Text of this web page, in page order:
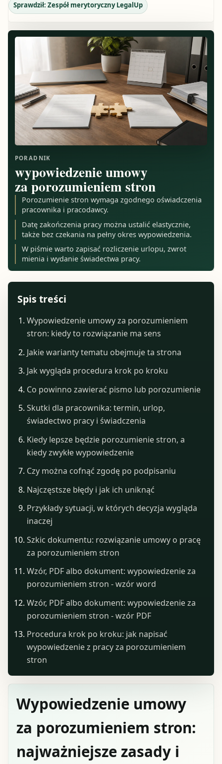
Sprawdził: Zespół merytoryczny LegalUp
PORADNIK
wypowiedzenie umowy
za porozumieniem stron
Porozumienie stron wymaga zgodnego oświadczenia
pracownika i pracodawcy.
Datę zakończenia pracy można ustalić elastycznie,
także bez czekania na pełny okres wypowiedzenia.
W piśmie warto zapisać rozliczenie urlopu, zwrot
mienia i wydanie świadectwa pracy.
Wypowiedzenie umowy
za porozumieniem stron:
najważniejsze zasady i
Spis treści
Wypowiedzenie umowy za porozumieniem
stron: kiedy to rozwiązanie ma sens
Jakie warianty tematu obejmuje ta strona
Jak wygląda procedura krok po kroku
Co powinno zawierać pismo lub porozumienie
Skutki dla pracownika: termin, urlop,
świadectwo pracy i świadczenia
Kiedy lepsze będzie porozumienie stron, a
kiedy zwykłe wypowiedzenie
Czy można cofnąć zgodę po podpisaniu
Najczęstsze błędy i jak ich uniknąć
Przykłady sytuacji, w których decyzja wygląda
inaczej
Szkic dokumentu: rozwiązanie umowy o pracę
za porozumieniem stron
Wzór, PDF albo dokument: wypowiedzenie za
porozumieniem stron - wzór word
Wzór, PDF albo dokument: wypowiedzenie za
porozumieniem stron - wzór PDF
Procedura krok po kroku: jak napisać
wypowiedzenie z pracy za porozumieniem
stron